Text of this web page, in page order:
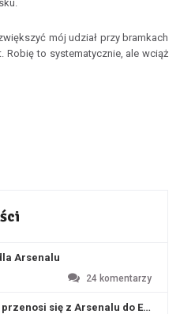
mój udział przy bramkach
Robię to systematycznie, ale wciąż
Arsenalu
24 komentarzy
się z Arsenalu do